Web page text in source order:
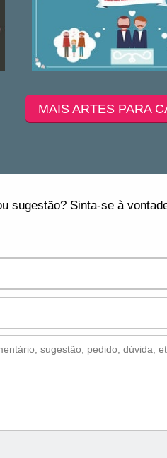
MAIS ARTES PARA
sugestão? Sinta-se à